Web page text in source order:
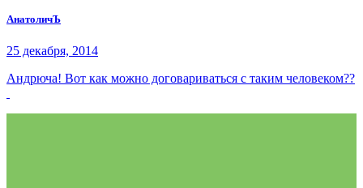
АнатоличЪ
25 декабря, 2014
Андрюча! Вот как можно договариваться с таким человеком??